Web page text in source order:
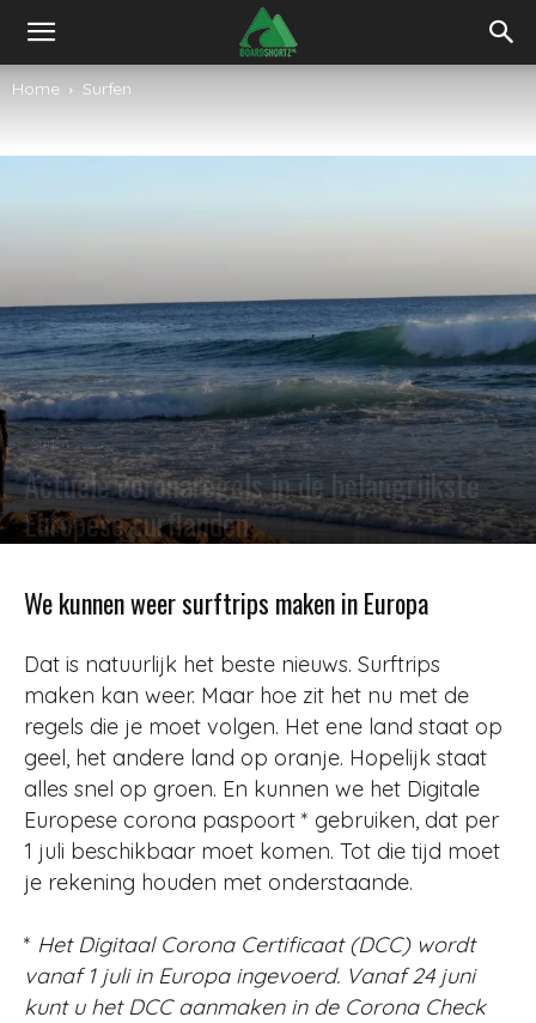
Home Surfen
Surfen
Actuele coronaregels in de belangrijkste
Europese surflanden
We kunnen weer surftrips maken in Europa
Dat is natuurlijk het beste nieuws. Surftrips
maken kan weer. Maar hoe zit het nu met de
regels die je moet volgen. Het ene land staat op
geel, het andere land op oranje. Hopelijk staat
alles snel op groen. En kunnen we het Digitale
Europese corona paspoort * gebruiken, dat per
1 juli beschikbaar moet komen. Tot die tijd moet
je rekening houden met onderstaande.
* Het Digitaal Corona Certificaat (DCC) wordt
vanaf 1 juli in Europa ingevoerd. Vanaf 24 juni
kunt u het DCC aanmaken in de Corona Check